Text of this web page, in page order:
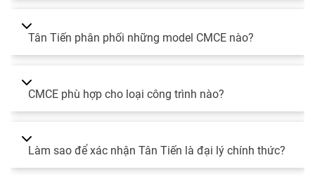
Tân Tiến phân phối những model CMCE nào?
CMCE phù hợp cho loại công trình nào?
Làm sao để xác nhận Tân Tiến là đại lý chính thức?